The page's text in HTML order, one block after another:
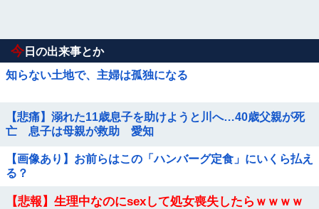
今 日の出来事とか
知らない土地で、主婦は孤独になる
【悲痛】溺れた11歳息子を助けようと川へ…40歳父親が死
亡 息子は母親が救助 愛知
【画像あり】お前らはこの「ハンバーグ定食」にいくら払え
る？
【悲報】生理中なのにsexして処女喪失したらｗｗｗｗ